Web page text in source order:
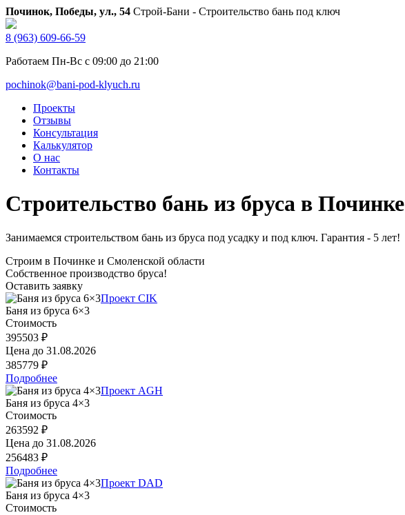
Починок, Победы, ул., 54 Строй-Бани - Строительство бань под ключ
8 (963) 609-66-59
Работаем Пн-Вс с 09:00 до 21:00
pochinok@bani-pod-klyuch.ru
Проекты
Отзывы
Консультация
Калькулятор
О нас
Контакты
Строительство бань из бруса в Починке
Занимаемся строительством бань из бруса под усадку и под ключ. Гарантия - 5 лет!
Строим в Починке и Смоленской области
Собственное производство бруса!
Оставить заявку
Проект CIK
Баня из бруса 6×3
Стоимость
395503 ₽
Цена до 31.08.2026
385779 ₽
Подробнее
Проект AGH
Баня из бруса 4×3
Стоимость
263592 ₽
Цена до 31.08.2026
256483 ₽
Подробнее
Проект DAD
Баня из бруса 4×3
Стоимость